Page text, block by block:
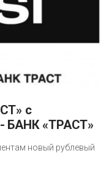
БАНК «ТРАСТ»
новый рублевый